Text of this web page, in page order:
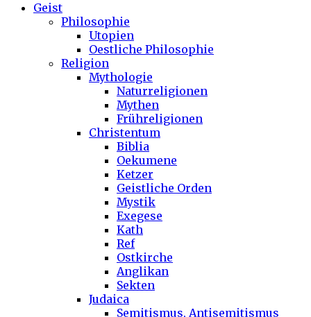
Geist
Philosophie
Utopien
Oestliche Philosophie
Religion
Mythologie
Naturreligionen
Mythen
Frühreligionen
Christentum
Biblia
Oekumene
Ketzer
Geistliche Orden
Mystik
Exegese
Kath
Ref
Ostkirche
Anglikan
Sekten
Judaica
Semitismus, Antisemitismus